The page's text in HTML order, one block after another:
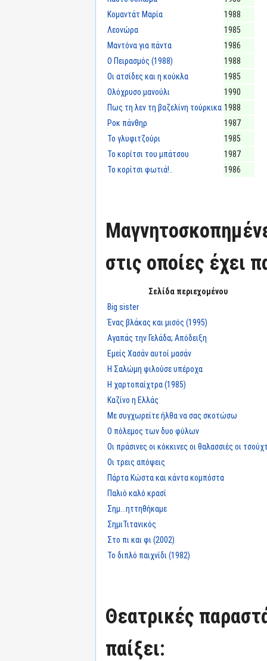
Κομαντάτ Μαρία
1988
Λεονώρα
1985
Μαντόνα για πάντα
1986
Ο Πειρασμός (1988)
1988
Οι ατσίδες και η κούκλα
1985
Ολόχρυσο μανούλι
1990
Πως τη λεν τη βαζελίνη τούρκικα 1988
Ροκ πάνθηρ
1987
Το γλυφιτζούρι
1985
Το κορίτσι του μπάτσου
1987
Το κορίτσι φωτιά!..
1986
στις οποίες έχει
Σελίδα περιεχομένου
Big sister
Ένας βλάκας και μισός (1995)
Αγαπάς την Γελάδα; Απόδειξη
Εμείς Χασάν αυτοί μασάν
Η Σαλώμη φιλούσε υπέροχα
Η χαρτοπαίχτρα (1985)
Καζίνο η Ελλάς
Με συγχωρείτε ήλθα να σας σκοτώσω
Ο πόλεμος των δυο φύλων
Οι πράσινες οι κόκκινες οι θαλασσιές οι
Οι τρεις απόψεις
Πάρτα Κώστα και κάντα κομπόστα
Παλιό καλό κρασί
Σημ...ηττηθήκαμε
ΣημιΤιτανικός
Στο πι και φι (2002)
Το διπλό παιχνίδι (1982)
Θεατρικές
παίξει: